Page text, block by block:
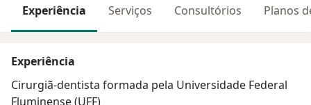
Experiência Serviços Consultórios Planos
Experiência
Cirurgiã-dentista formada pela Universidade Federal
Fluminense (UFF)